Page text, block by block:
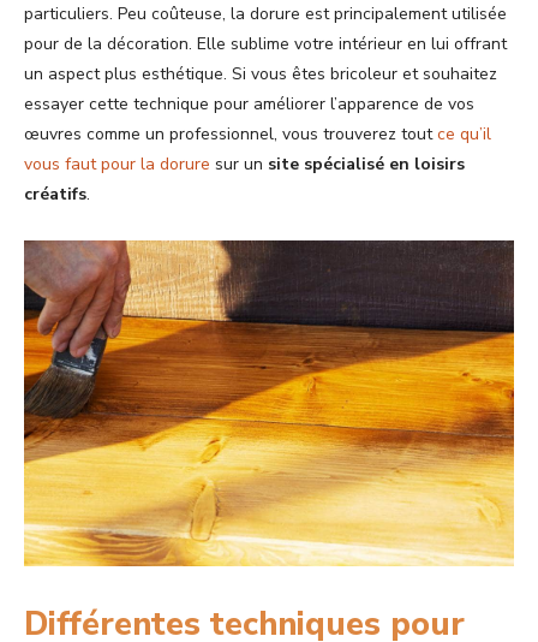
particuliers. Peu coûteuse, la dorure est principalement utilisée
pour de la décoration. Elle sublime votre intérieur en lui offrant
un aspect plus esthétique. Si vous êtes bricoleur et souhaitez
essayer cette technique pour améliorer l’apparence de vos
œuvres comme un professionnel, vous trouverez toutce qu’il
vous faut pour la dorure sur un site spécialisé en loisirs
créatifs.
Différentes techniques pour